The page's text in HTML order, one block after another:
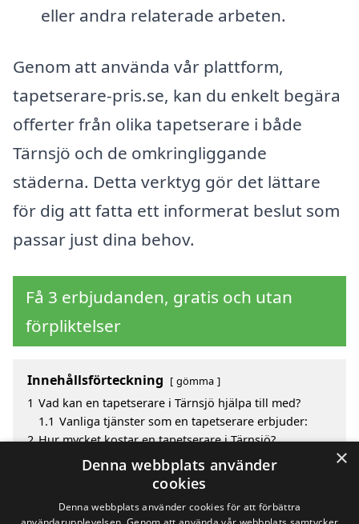
eller andra relaterade arbeten.
Genom att använda vår plattform,
tapetserare-pris.se, kan du enkelt begära
offerter från olika tapetserare i både
Tärnsjö och de omkringliggande
städerna. Detta verktyg gör det lättare
för dig att fatta ett informerat beslut som
passar just dina behov.
Få 3 erbjudanden, gratis och utan
förpliktelser
Innehållsförteckning gömma
1 Vad kan en tapetserare i Tärnsjö hjälpa till med?
1.1 Vanliga tjänster som en tapetserare erbjuder:
2 Hur mycket kostar en tapetserare i Tärnsjö?
Fördelar med att välja tapetserare i Tärnsjö
Sök efter en skicklig tapetserare i de omgivande
×
Denna webbplats använder
cookies
Denna webbplats använder cookies för att förbättra